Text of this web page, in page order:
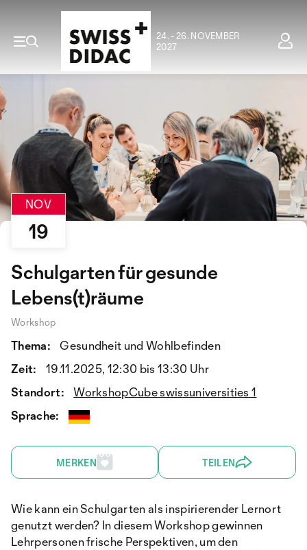
24. - 26. NOVEMBER
2027
NOV
19
Schulgarten für gesunde
Lebens(t)räume
Workshop
Thema:
Gesundheit und Wohlbefinden
Zeit:
19.11.2025, 12:30 bis 13:30 Uhr
Standort:
WorkshopCube swissuniversities 1
Sprache:
MERKEN TEILEN
Wie kann ein Schulgarten als inspirierender Lernort
genutzt werden? In diesem Workshop gewinnen
Lehrpersonen frische Perspektiven, um den